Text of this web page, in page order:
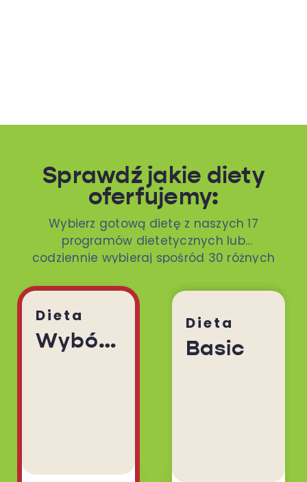
Sprawdź jakie diety
oferfujemy:
Wybierz gotową dietę z naszych 17
programów dietetycznych lub
codziennie wybieraj spośród 30 różnych
Dieta
Wybór Menu
Dieta
Basic